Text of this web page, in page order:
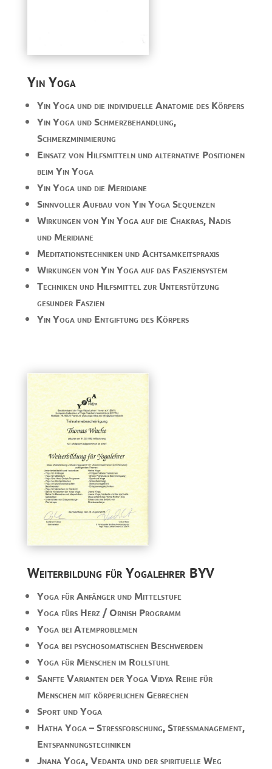
Yin Yoga
Yin Yoga und die individuelle Anatomie des Körpers
Yin Yoga und Schmerzbehandlung,
Schmerzminimierung
Einsatz von Hilfsmitteln und alternative Positionen
beim Yin Yoga
Yin Yoga und die Meridiane
Sinnvoller Aufbau von Yin Yoga Sequenzen
Wirkungen von Yin Yoga auf die Chakras, Nadis
und Meridiane
Meditationstechniken und Achtsamkeitspraxis
Wirkungen von Yin Yoga auf das Fasziensystem
Techniken und Hilfsmittel zur Unterstützung
gesunder Faszien
Yin Yoga und Entgiftung des Körpers
Weiterbildung für Yogalehrer BYV
Yoga für Anfänger und Mittelstufe
Yoga fürs Herz / Ornish Programm
Yoga bei Atemproblemen
Yoga bei psychosomatischen Beschwerden
Yoga für Menschen im Rollstuhl
Sanfte Varianten der Yoga Vidya Reihe für
Menschen mit körperlichen Gebrechen
Sport und Yoga
Hatha Yoga – Stressforschung, Stressmanagement,
Entspannungstechniken
Jnana Yoga, Vedanta und der spirituelle Weg